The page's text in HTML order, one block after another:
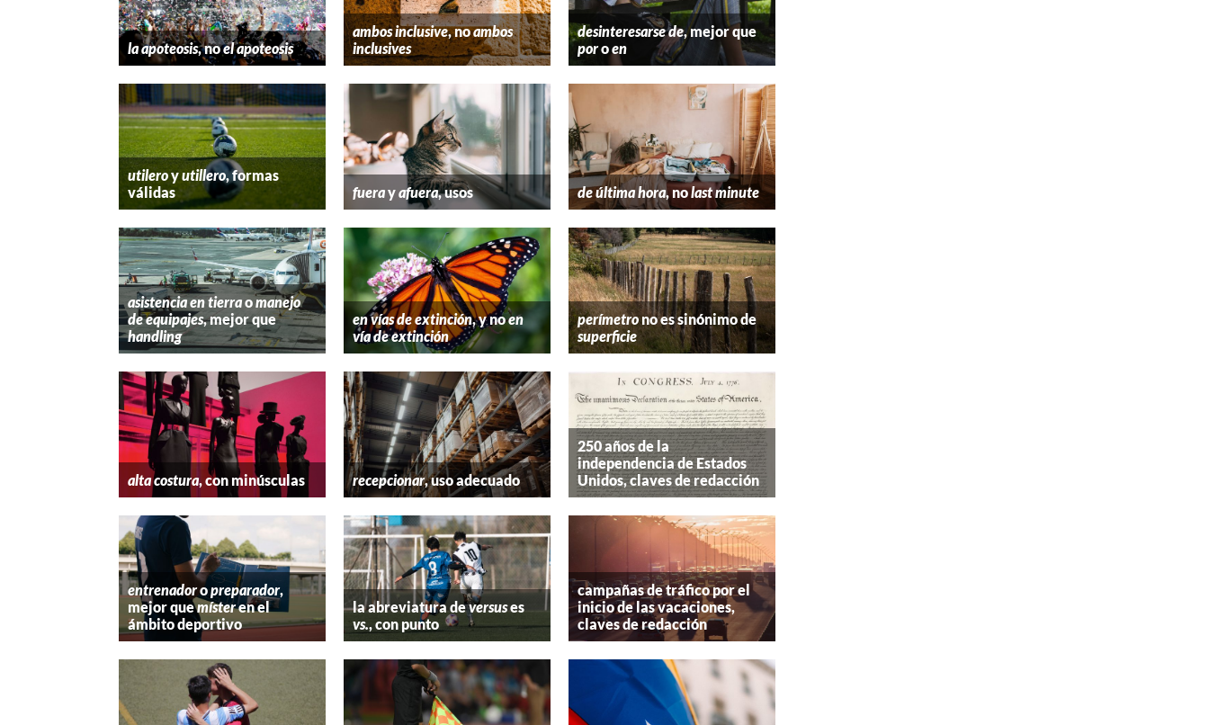
la apoteosis, noel apoteosis
ambos inclusive, noambos
inclusives
desinteresarse de, mejor que
poroen
utileroyutillero, formas
válidas
fuerayafuera, usos de última hora, nolast minute
asistencia en tierraomanejo
de equipajes, mejor que
handling
en vías de extinción, y noen
vía de extinción
perímetrono es sinónimo de
superficie
alta costura, con minúsculas recepcionar, uso adecuado
250 años de la
independencia de Estados
Unidos, claves de redacción
entrenadoropreparador,
mejor quemísteren el
ámbito deportivo
la abreviatura deversuses
vs., con punto
campañas de tráfico por el
inicio de las vacaciones,
claves de redacción